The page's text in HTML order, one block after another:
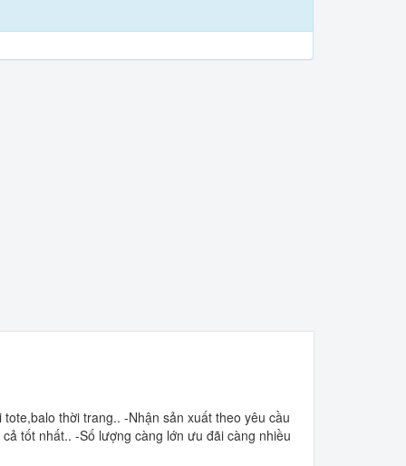
thời trang.. -Nhận sản xuất theo yêu cầu
tốt nhất.. -Số lượng càng lớn ưu đãi càng nhiều